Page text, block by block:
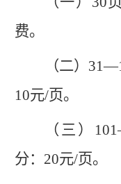
费。
（二）
10元/页。
（三）
分：20元/页。